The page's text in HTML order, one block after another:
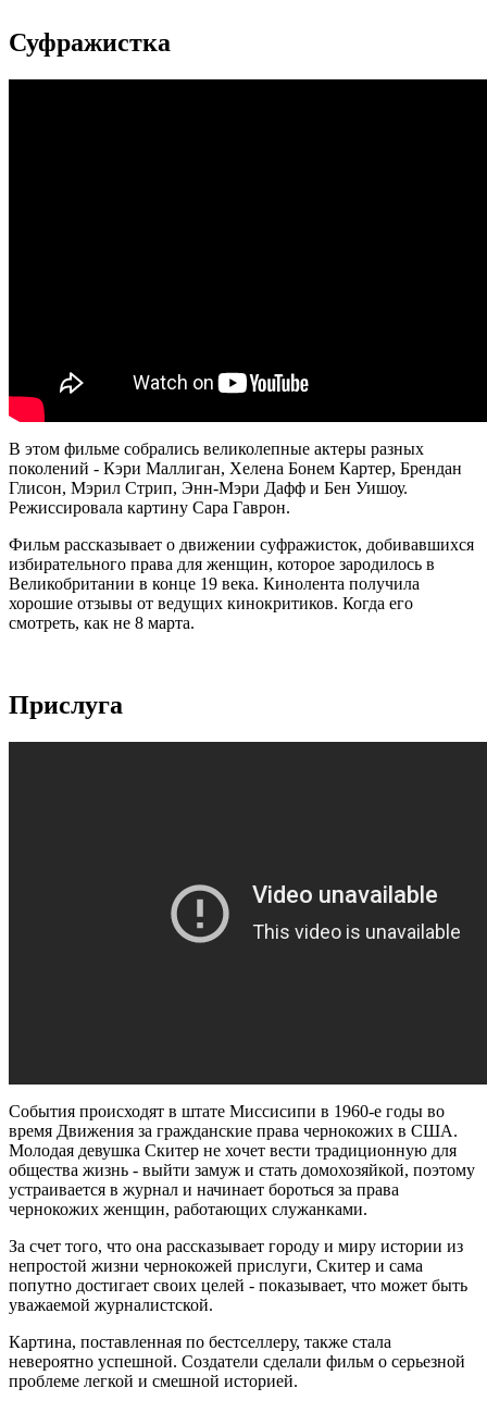
Суфражистка
В этом фильме собрались великолепные актеры разных
поколений - Кэри Маллиган, Хелена Бонем Картер, Брендан
Глисон, Мэрил Стрип, Энн-Мэри Дафф и Бен Уишоу.
Режиссировала картину Сара Гаврон.
Фильм рассказывает о движении суфражисток, добивавшихся
избирательного права для женщин, которое зародилось в
Великобритании в конце 19 века. Кинолента получила
хорошие отзывы от ведущих кинокритиков. Когда его
смотреть, как не 8 марта.
Прислуга
События происходят в штате Миссисипи в 1960-е годы во
время Движения за гражданские права чернокожих в США.
Молодая девушка Скитер не хочет вести традиционную для
общества жизнь - выйти замуж и стать домохозяйкой, поэтому
устраивается в журнал и начинает бороться за права
чернокожих женщин, работающих служанками.
За счет того, что она рассказывает городу и миру истории из
непростой жизни чернокожей прислуги, Скитер и сама
попутно достигает своих целей - показывает, что может быть
уважаемой журналистской.
Картина, поставленная по бестселлеру, также стала
невероятно успешной. Создатели сделали фильм о серьезной
проблеме легкой и смешной историей.